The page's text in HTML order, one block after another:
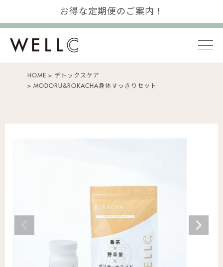
お得な定期便のご案内！
HOME
デトックスケア
MODORU&ROKACHA身体すっきりセット